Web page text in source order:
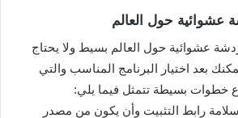
عشوائية حول العالم
عشوائية حول العالم بسيط ولا يحتاج
بعد اختيار البرنامج المناسب والتي
خطوات بسيطة تتمثل فيما يلي:
رابط التثبيت وأن يكون من مصدر